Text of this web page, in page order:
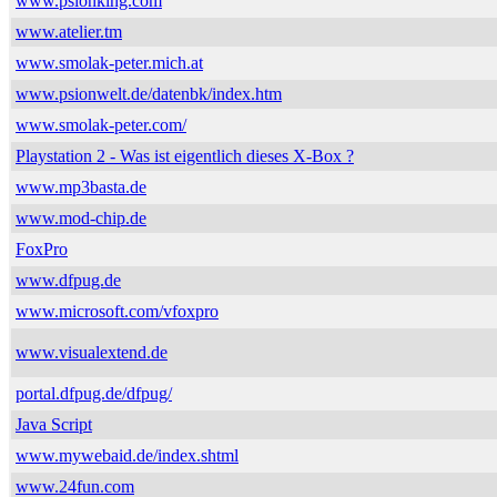
www.atelier.tm
www.smolak-peter.mich.at
www.psionwelt.de/datenbk/index.htm
www.smolak-peter.com/
Playstation 2 - Was ist eigentlich dieses X-Box ?
www.mp3basta.de
www.mod-chip.de
FoxPro
www.dfpug.de
www.microsoft.com/vfoxpro
www.visualextend.de
portal.dfpug.de/dfpug/
Java Script
www.mywebaid.de/index.shtml
www.24fun.com